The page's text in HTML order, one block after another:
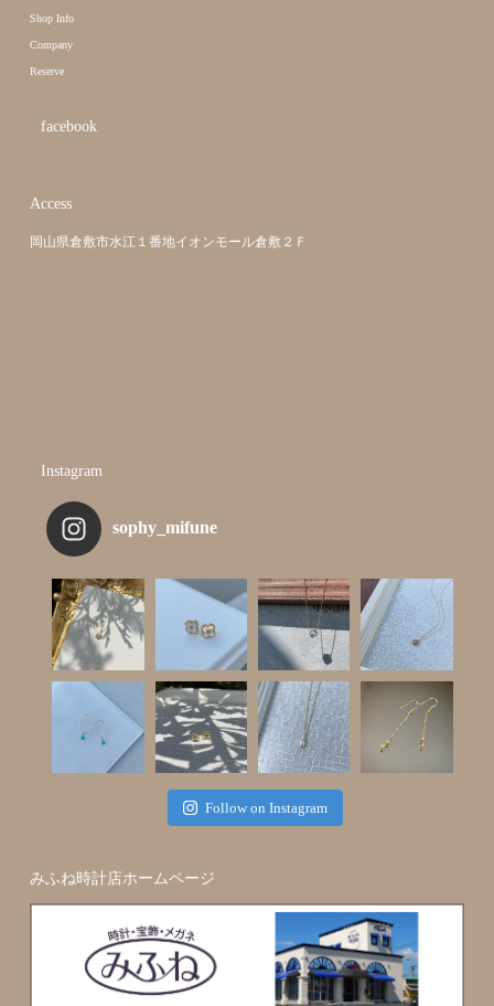
Shop Info
Company
Reserve
facebook
Access
岡山県倉敷市水江１番地イオンモール倉敷２Ｆ
Instagram
sophy_mifune
Follow on Instagram
みふね時計店ホームページ